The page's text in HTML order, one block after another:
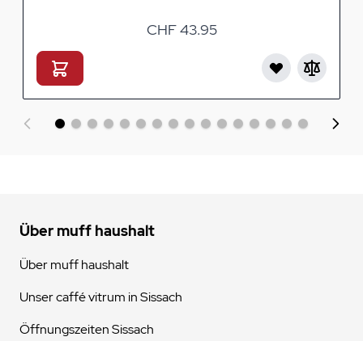
CHF 43.95
Über muff haushalt
Über muff haushalt
Unser caffé vitrum in Sissach
Öffnungszeiten Sissach